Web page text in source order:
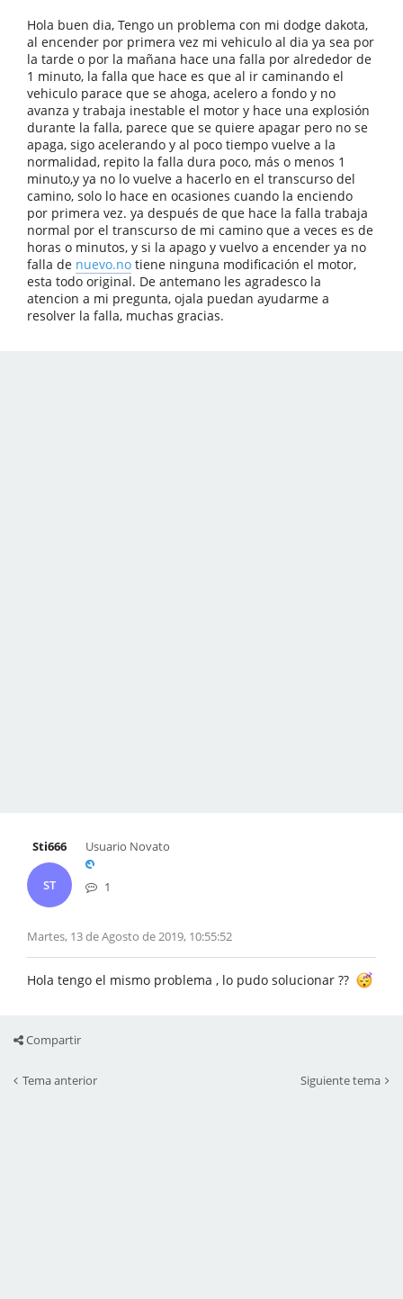
Hola buen dia, Tengo un problema con mi dodge dakota,
al encender por primera vez mi vehiculo al dia ya sea por
la tarde o por la mañana hace una falla por alrededor de
1 minuto, la falla que hace es que al ir caminando el
vehiculo parace que se ahoga, acelero a fondo y no
avanza y trabaja inestable el motor y hace una explosión
durante la falla, parece que se quiere apagar pero no se
apaga, sigo acelerando y al poco tiempo vuelve a la
normalidad, repito la falla dura poco, más o menos 1
minuto,y ya no lo vuelve a hacerlo en el transcurso del
camino, solo lo hace en ocasiones cuando la enciendo
por primera vez. ya después de que hace la falla trabaja
normal por el transcurso de mi camino que a veces es de
horas o minutos, y si la apago y vuelvo a encender ya no
falla de nuevo.no tiene ninguna modificación el motor,
esta todo original. De antemano les agradesco la
atencion a mi pregunta, ojala puedan ayudarme a
resolver la falla, muchas gracias.
Sti666
ST
Usuario Novato
1
Martes, 13 de Agosto de 2019, 10:55:52
Hola tengo el mismo problema , lo pudo solucionar ??
Compartir
Tema anterior Siguiente tema